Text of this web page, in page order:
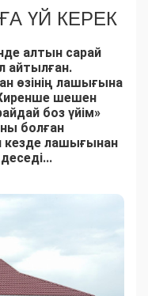
ҮЙ КЕРЕК
алтын сарай
айтылған.
өзінің лашығына
шешен
боз үйім»
болған
лашығынан